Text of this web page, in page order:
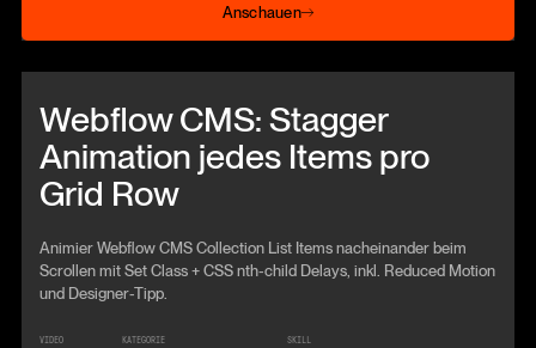
Anschauen
Webflow CMS: Stagger
Animation jedes Items pro
Grid Row
Animier Webflow CMS Collection List Items nacheinander beim
Scrollen mit Set Class + CSS nth-child Delays, inkl. Reduced Motion
und Designer-Tipp.
VIDEO KATEGORIE SKILL